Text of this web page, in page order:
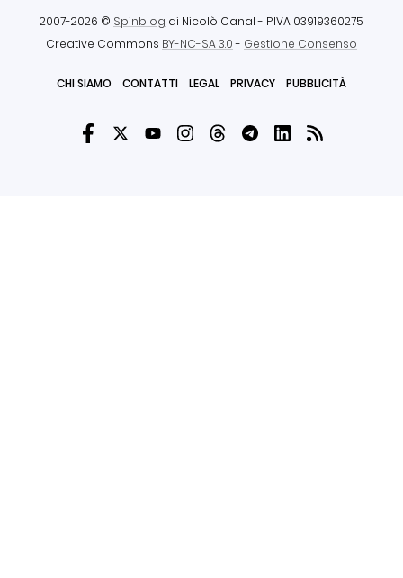
2007-2026 © Spinblog di Nicolò Canal - P.IVA 03919360275
Creative Commons BY-NC-SA 3.0- Gestione Consenso
CHI SIAMO CONTATTI LEGAL PRIVACY PUBBLICITÀ